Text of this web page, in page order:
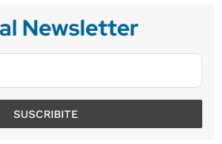
Newsletter
SUSCRIBITE